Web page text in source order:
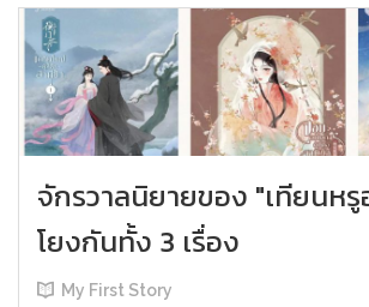
จักรวาลนิยายของ "เทียนหรู
โยงกันทั้ง 3 เรื่อง
My First Story